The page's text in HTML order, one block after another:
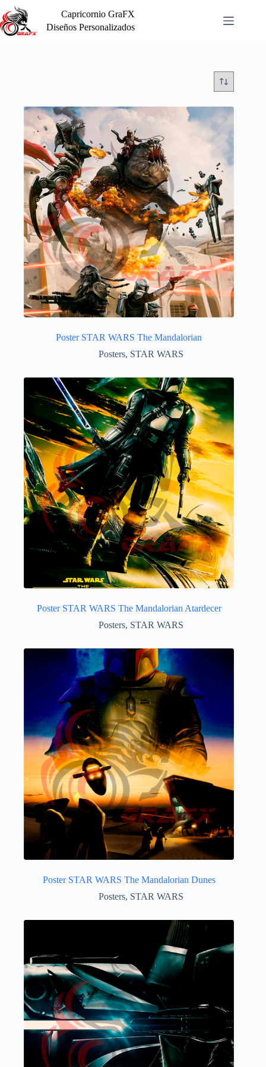
Saltar
al
contenido
Capricornio GraFX
Diseños Personalizados
Poster STAR WARS The Mandalorian
Posters, STAR WARS
Poster STAR WARS The Mandalorian Atardecer
Posters, STAR WARS
Poster STAR WARS The Mandalorian Dunes
Posters, STAR WARS